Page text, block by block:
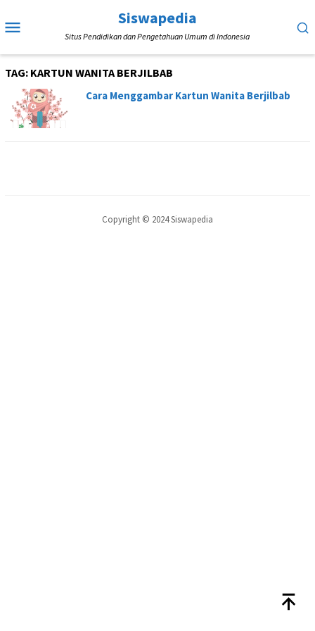
ke
Mobile
Siswapedia
Situs Pendidikan dan Pengetahuan Umum di Indonesia
TAG: KARTUN WANITA BERJILBAB
Cara Menggambar Kartun Wanita Berjilbab
Copyright © 2024 Siswapedia